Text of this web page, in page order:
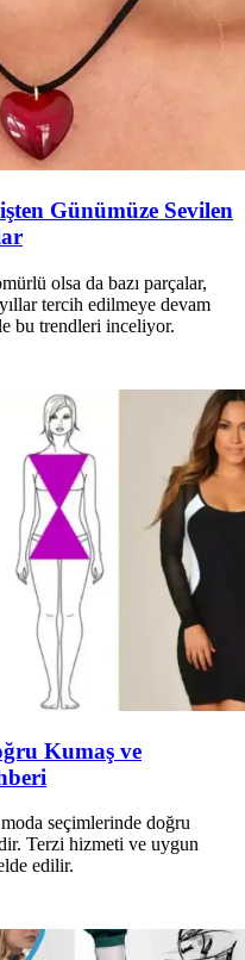
Günümüze Sevilen
olsa da bazı parçalar,
tercih edilmeye devam
bu trendleri inceliyor.
Kumaş ve
seçimlerinde doğru
Terzi hizmeti ve uygun
edilir.